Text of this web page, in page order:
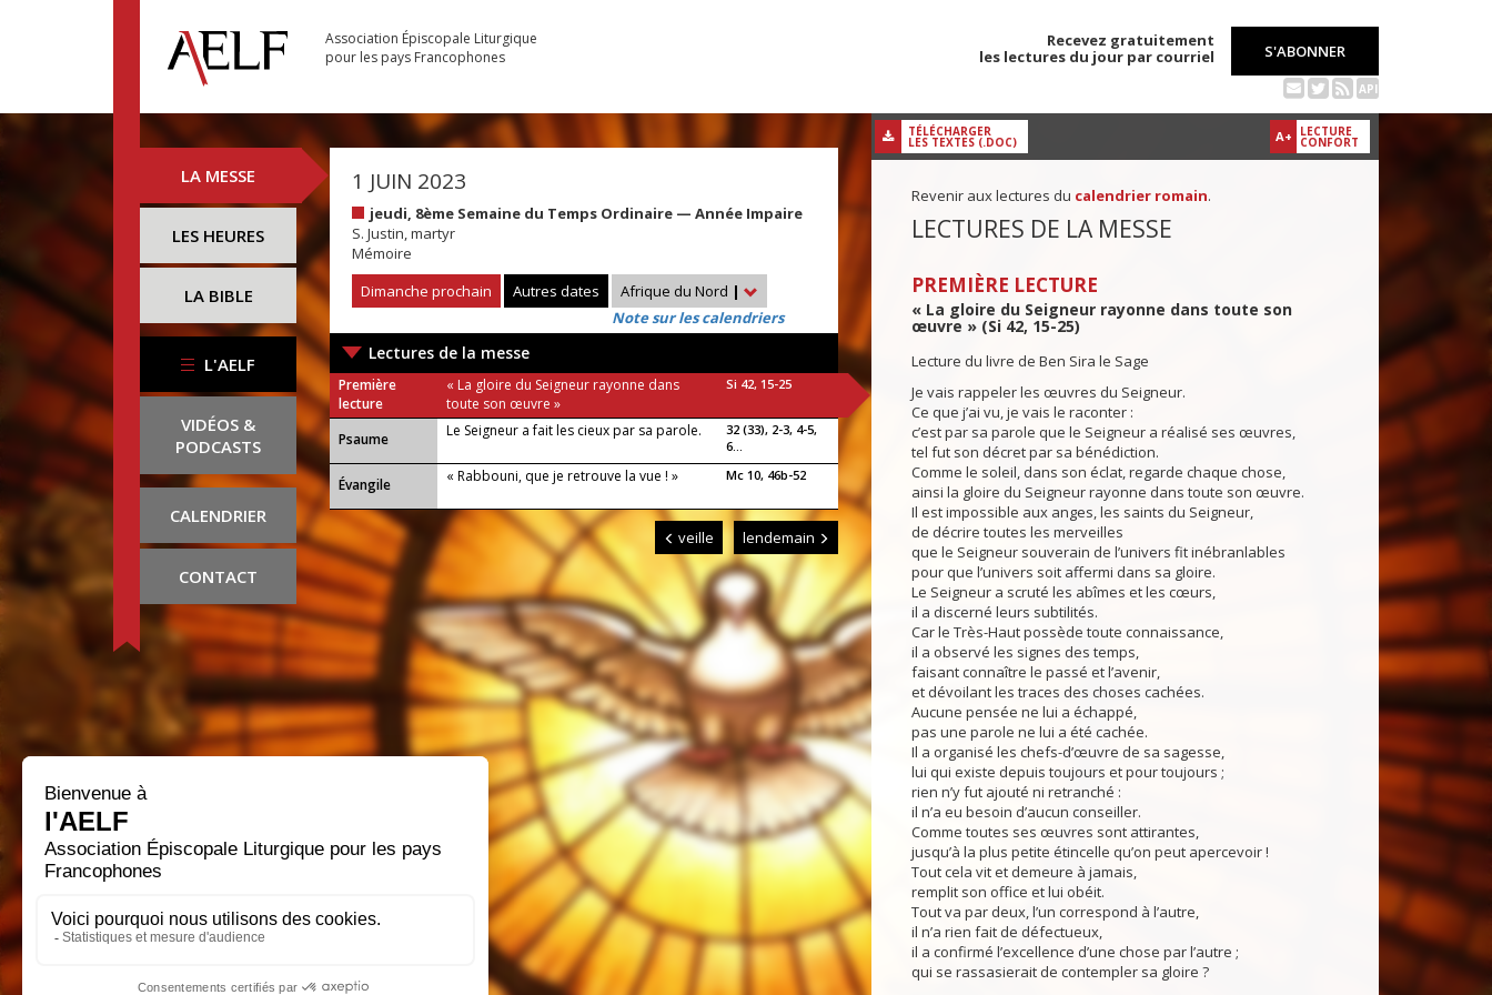
Association Épiscopale Liturgique
pour les pays Francophones
Recevez gratuitement
les lectures du jour par courriel
S'ABONNER
API
LA MESSE
LES HEURES
LA BIBLE
L'AELF
VIDÉOS &
PODCASTS
CALENDRIER
CONTACT
1 JUIN 2023
jeudi, 8ème Semaine du Temps Ordinaire — Année Impaire
S. Justin, martyr
Mémoire
Dimanche prochain
Autres dates Afrique du Nord |
Note sur les calendriers
Lectures de la messe
Première
lecture
« La gloire du Seigneur rayonne dans
toute son œuvre »
Si 42, 15-25
Psaume Le Seigneur a fait les cieux par sa parole.
32 (33), 2-3, 4-5,
6...
Évangile « Rabbouni, que je retrouve la vue ! » Mc 10, 46b-52
veille lendemain
A+ LECTURE
CONFORT
TÉLÉCHARGER
LES TEXTES (.DOC)
Revenir aux lectures du calendrier romain.
LECTURES DE LA MESSE
PREMIÈRE LECTURE
« La gloire du Seigneur rayonne dans toute son
œuvre » (Si 42, 15-25)
Lecture du livre de Ben Sira le Sage
Je vais rappeler les œuvres du Seigneur.
Ce que j’ai vu, je vais le raconter :
c’est par sa parole que le Seigneur a réalisé ses œuvres,
tel fut son décret par sa bénédiction.
Comme le soleil, dans son éclat, regarde chaque chose,
ainsi la gloire du Seigneur rayonne dans toute son œuvre.
Il est impossible aux anges, les saints du Seigneur,
de décrire toutes les merveilles
que le Seigneur souverain de l’univers fit inébranlables
pour que l’univers soit affermi dans sa gloire.
Le Seigneur a scruté les abîmes et les cœurs,
il a discerné leurs subtilités.
Car le Très-Haut possède toute connaissance,
il a observé les signes des temps,
faisant connaître le passé et l’avenir,
et dévoilant les traces des choses cachées.
Aucune pensée ne lui a échappé,
pas une parole ne lui a été cachée.
Il a organisé les chefs-d’œuvre de sa sagesse,
lui qui existe depuis toujours et pour toujours ;
rien n’y fut ajouté ni retranché :
il n’a eu besoin d’aucun conseiller.
Comme toutes ses œuvres sont attirantes,
jusqu’à la plus petite étincelle qu’on peut apercevoir !
Tout cela vit et demeure à jamais,
remplit son office et lui obéit.
Tout va par deux, l’un correspond à l’autre,
il n’a rien fait de défectueux,
il a confirmé l’excellence d’une chose par l’autre ;
qui se rassasierait de contempler sa gloire ?